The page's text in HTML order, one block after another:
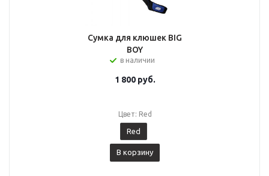
Сумка для клюшек BIG
BOY
в наличии
1 800руб.
Цвет: Red
Red
В корзину